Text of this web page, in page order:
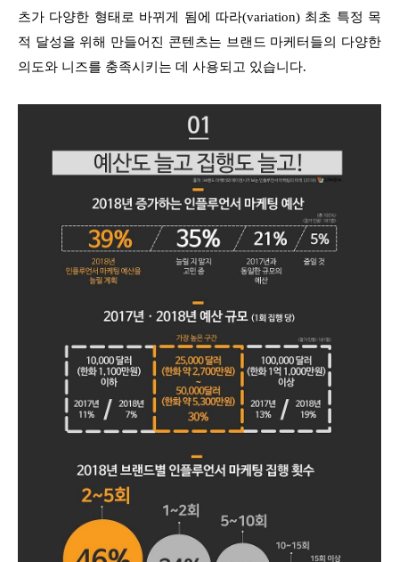
츠가 다양한 형태로 바뀌게 됨에 따라(variation) 최초 특정 목
적 달성을 위해 만들어진 콘텐츠는 브랜드 마케터들의 다양한
의도와 니즈를 충족시키는 데 사용되고 있습니다.